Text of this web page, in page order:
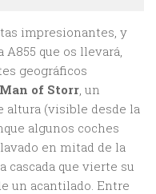
impresionantes, y
que os llevará,
geográficos
of Storr, un
altura (visible desde la
algunos coches
en mitad de la
cascada que vierte su
un acantilado. Entre